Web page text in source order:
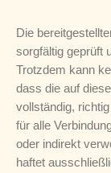
Die
sorgfältig geprüft
Trotzdem kann
dass die auf
vollständig,
für alle
oder indirekt
haftet